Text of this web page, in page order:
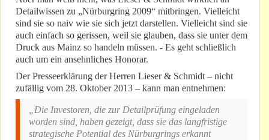
Detailwissen zu „Nürburgring 2009“ mitbringen. Vielleicht
sind sie so naiv wie sie sich jetzt darstellen. Vielleicht sind sie
auch einfach so gerissen, weil sie glauben, dass sie unter dem
Druck aus Mainz so handeln müssen. - Es geht schließlich
auch um ein ansehnliches Honorar.
Der Presseerklärung der Herren Lieser & Schmidt – nicht
zufällig vom 28. Oktober 2013 – kann man entnehmen:
„Die Investoren, die zur Detailprüfung eingeladen
worden sind, haben gezeigt, dass sie das langfristige
strategische Potential des Nürburgrings erkannt